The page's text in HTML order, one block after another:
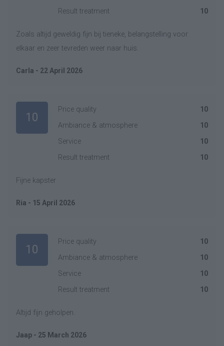
Result treatment
10
Zoals altijd geweldig fijn bij tieneke, belangstelling voor
elkaar en zeer tevreden weer naar huis.
Carla - 22 April 2026
10
Price quality
10
Ambiance & atmosphere
10
Service
10
Result treatment
10
Fijne kapster
Ria - 15 April 2026
10
Price quality
10
Ambiance & atmosphere
10
Service
10
Result treatment
10
Altijd fijn geholpen.
Jaap - 25 March 2026